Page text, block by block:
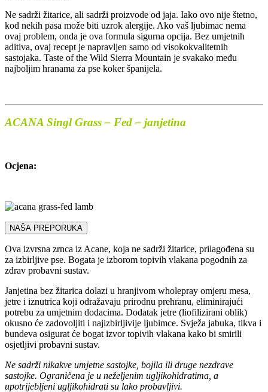
Ne sadrži žitarice, ali sadrži proizvode od jaja. Iako ovo nije štetno,
kod nekih pasa može biti uzrok alergije. Ako vaš ljubimac nema
ovaj problem, onda je ova formula sigurna opcija. Bez umjetnih
aditiva, ovaj recept je napravljen samo od visokokvalitetnih
sastojaka. Taste of the Wild Sierra Mountain je svakako među
najboljim hranama za pse koker španijela.
ACANA Singl Grass – Fed – janjetina
Ocjena:
NAŠA PREPORUKA
Ova izvrsna zrnca iz Acane, koja ne sadrži žitarice, prilagođena su
za izbirljive pse. Bogata je izborom topivih vlakana pogodnih za
zdrav probavni sustav.
Janjetina bez žitarica dolazi u hranjivom wholepray omjeru mesa,
jetre i iznutrica koji odražavaju prirodnu prehranu, eliminirajući
potrebu za umjetnim dodacima. Dodatak jetre (liofilizirani oblik)
okusno će zadovoljiti i najizbirljivije ljubimce. Svježa jabuka, tikva i
bundeva osigurat će bogat izvor topivih vlakana kako bi smirili
osjetljivi probavni sustav.
Ne sadrži nikakve umjetne sastojke, bojila ili druge nezdrave
sastojke. Ograničena je u neželjenim ugljikohidratima, a
upotrijebljeni ugljikohidrati su lako probavljivi.